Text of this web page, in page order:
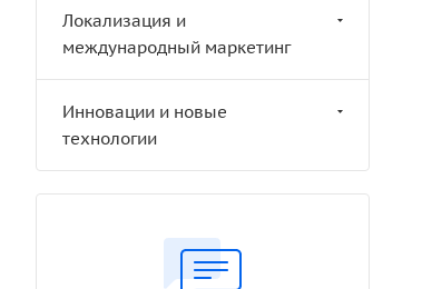
Локализация и
международный маркетинг
Инновации и новые
технологии